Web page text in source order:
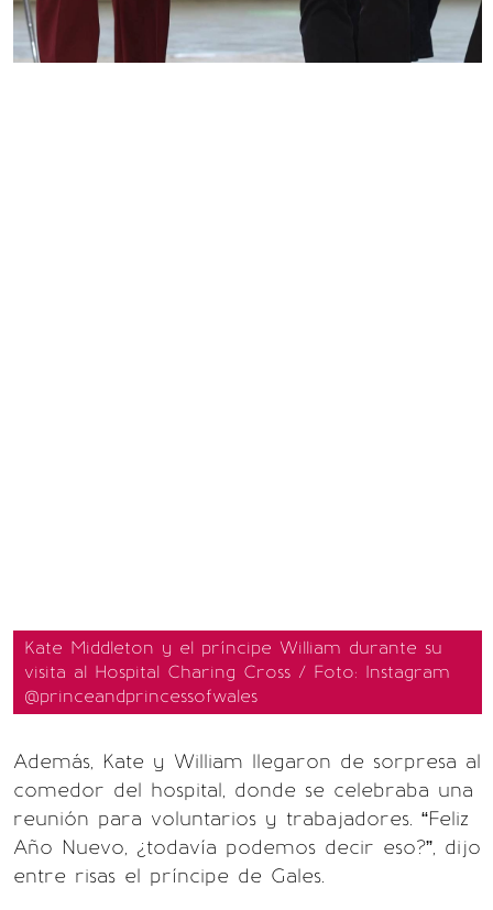
Kate Middleton y el príncipe William durante su
visita al Hospital Charing Cross / Foto: Instagram
@princeandprincessofwales
Además, Kate y William llegaron de sorpresa al
comedor del hospital, donde se celebraba una
reunión para voluntarios y trabajadores. “Feliz
Año Nuevo, ¿todavía podemos decir eso?”, dijo
entre risas el príncipe de Gales.